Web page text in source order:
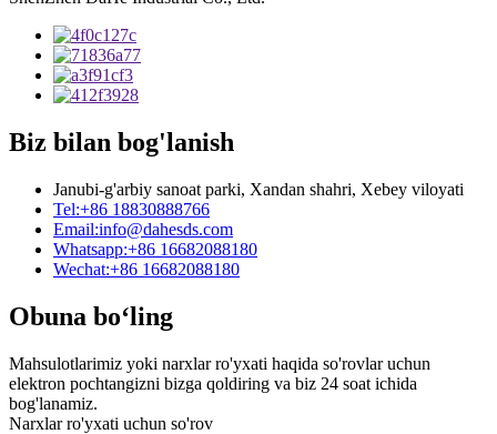
Biz bilan bog'lanish
Janubi-g'arbiy sanoat parki, Xandan shahri, Xebey viloyati
Tel:+86 18830888766
Email:info@dahesds.com
Whatsapp:+86 16682088180
Wechat:+86 16682088180
Obuna bo‘ling
Mahsulotlarimiz yoki narxlar ro'yxati haqida so'rovlar uchun
elektron pochtangizni bizga qoldiring va biz 24 soat ichida
bog'lanamiz.
Narxlar ro'yxati uchun so'rov